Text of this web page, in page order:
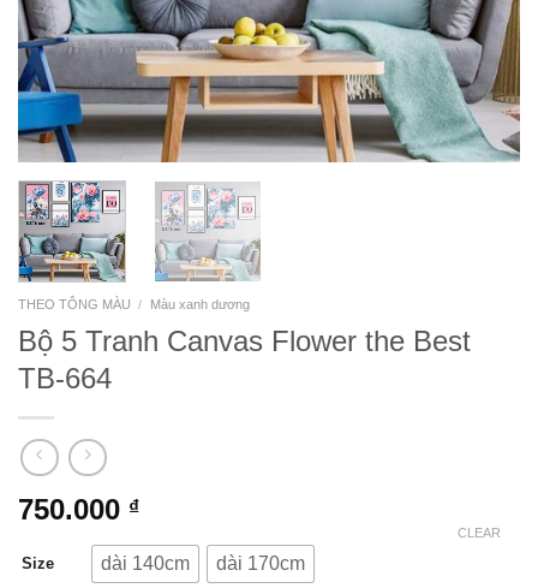
THEO TÔNG MÀU / Màu xanh dương
Bộ 5 Tranh Canvas Flower the Best
TB-664
750.000 ₫
Size dài 140cm dài 170cm
CLEAR